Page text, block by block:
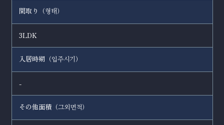
間取り（형태 ）
3LDK
入居時期（입주시기 ）
-
その他面積（그외면적）